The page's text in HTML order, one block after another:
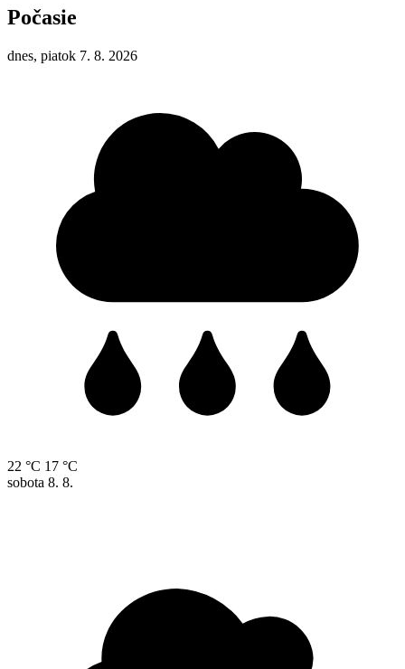
Počasie
dnes, piatok 7. 8. 2026
22 °C 17 °C
sobota 8. 8.